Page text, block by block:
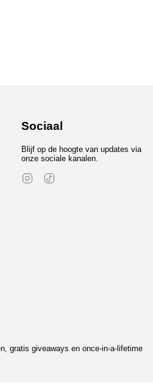
Sociaal
Blijf op de hoogte van updates via
onze sociale kanalen.
Instagram
gratis giveaways en once-in-a-lifetime